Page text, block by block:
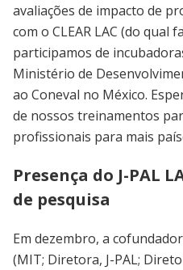
avaliações de impacto de
com o CLEAR LAC (do qual
participamos de
Ministério de
ao Coneval no México.
de nossos treinamentos
profissionais para mais
Presença do J-PAL
de pesquisa
Em dezembro, a
(MIT; Diretora, J-PAL;